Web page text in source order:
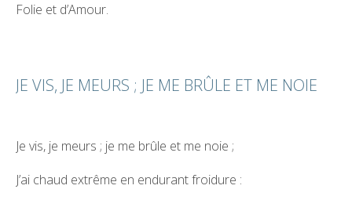
Folie et d’Amour.
JE VIS, JE MEURS ; JE ME BRÛLE ET ME NOIE
Je vis, je meurs ; je me brûle et me noie ;
J’ai chaud extrême en endurant froidure :